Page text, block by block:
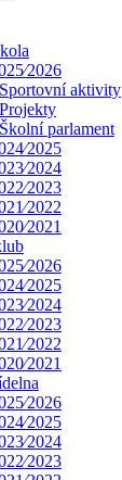
Sportovní aktivity
Projekty
Školní parlament